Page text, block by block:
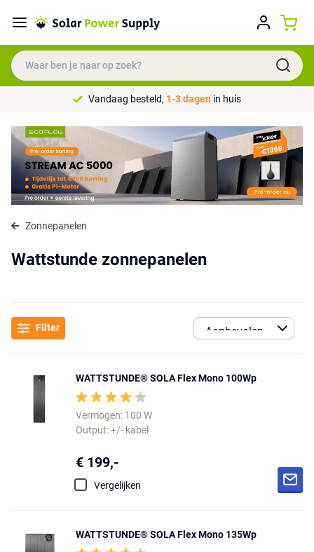
Vandaag besteld, 1-3 dagen in huis
Zonnepanelen
Wattstunde zonnepanelen
Filter
WATTSTUNDE® SOLA Flex Mono 100Wp
Vermogen: 100 W
Output: +/- kabel
€ 199,-
Vergelijken
WATTSTUNDE® SOLA Flex Mono 135Wp